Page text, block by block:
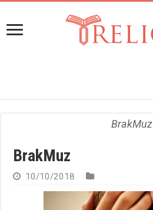
BrakMuz
BrakMuz
10/10/2018